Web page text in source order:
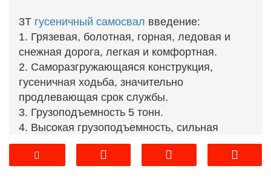
3Т гусеничный самосвал введение:
1. Грязевая, болотная, горная, ледовая и
снежная дорога, легкая и комфортная.
2. Саморазгружающаяся конструкция,
гусеничная ходьба, значительно
продлевающая срок службы.
3. Грузоподъемность 5 тонн.
4. Высокая грузоподъемность, сильная
способность к подъему, простота в
эксплуатации и удобное обслуживание.